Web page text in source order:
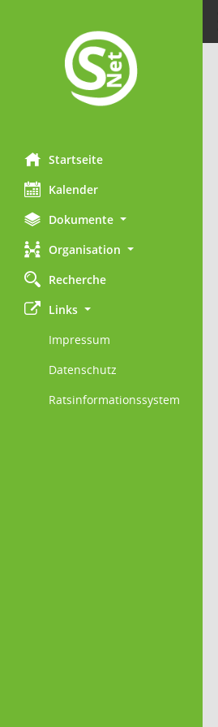
Startseite
Kalender
Dokumente
Organisation
Recherche
Links
Impressum
Datenschutz
Ratsinformationssystem